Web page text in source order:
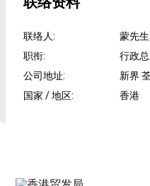
联络人:
蒙先生
职衔:
行政
公司地址:
新界
国家 / 地区: 香港